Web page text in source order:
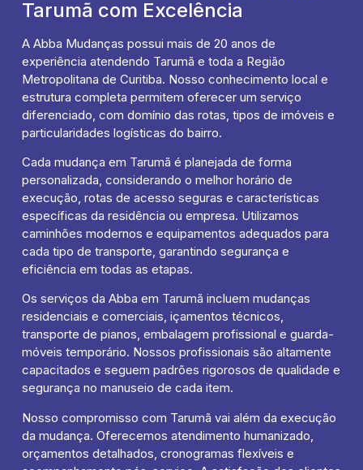
Tarumã com Excelência
A Abba Mudanças possui mais de 20 anos de
experiência atendendo Tarumã e toda a Região
Metropolitana de Curitiba. Nosso conhecimento local e
estrutura completa permitem oferecer um serviço
diferenciado, com domínio das rotas, tipos de imóveis e
particularidades logísticas do bairro.
Cada mudança em Tarumã é planejada de forma
personalizada, considerando o melhor horário de
execução, rotas de acesso seguras e características
específicas da residência ou empresa. Utilizamos
caminhões modernos e equipamentos adequados para
cada tipo de transporte, garantindo segurança e
eficiência em todas as etapas.
Os serviços da Abba em Tarumã incluem mudanças
residenciais e comerciais, içamentos técnicos,
transporte de pianos, embalagem profissional e guarda-
móveis temporário. Nossos profissionais são altamente
capacitados e seguem padrões rigorosos de qualidade e
segurança no manuseio de cada item.
Nosso compromisso com Tarumã vai além da execução
da mudança. Oferecemos atendimento humanizado,
orçamentos detalhados, cronogramas flexíveis e